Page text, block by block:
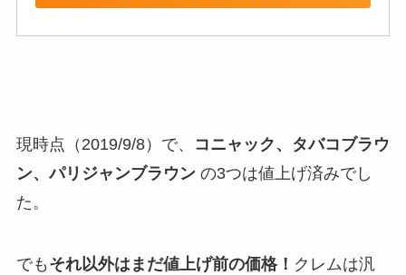
現時点（2019/9/8）で、
コニャック、タバコブラウ
ン、パリジャンブラウンの3つは値上げ済みでし
た。
でも それ以外はまだ値上げ前の価格！ クレムは汎